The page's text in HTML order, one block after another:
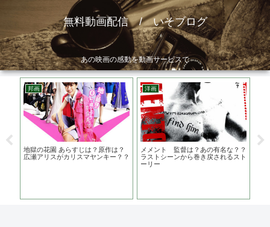
無料動画配信 / いそブログ
あの映画の感動を動画サービスで
邦画
地獄の花園 あらすじは？原作は？
広瀬アリスがカリスマヤンキー？？
洋画
メメント 監督は？あの有名な？？
ラストシーンから巻き戻されるスト
ーリー